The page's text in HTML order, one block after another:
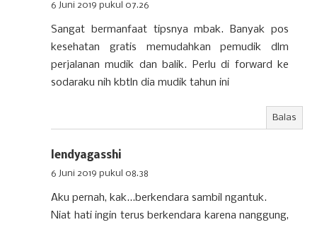
6 Juni 2019 pukul 07.26
Sangat bermanfaat tipsnya mbak. Banyak pos
kesehatan gratis memudahkan pemudik dlm
perjalanan mudik dan balik. Perlu di forward ke
sodaraku nih kbtln dia mudik tahun ini
Balas
lendyagasshi
6 Juni 2019 pukul 08.38
Aku pernah, kak...berkendara sambil ngantuk.
Niat hati ingin terus berkendara karena nanggung,